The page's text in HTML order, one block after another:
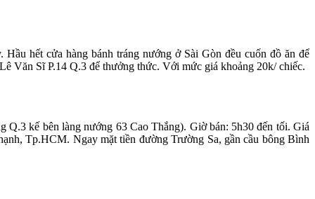
hết cửa hàng bánh tráng nướng ở Sài Gòn đều cuốn đồ ăn để
Văn Sĩ P.14 Q.3 để thưởng thức. Với mức giá khoảng 20k/ chiếc.
Q.3 kế bên làng nướng 63 Cao Thắng). Giờ bán: 5h30 đến tối. Giá
Tp.HCM. Ngay mặt tiền đường Trường Sa, gần cầu bông Bình